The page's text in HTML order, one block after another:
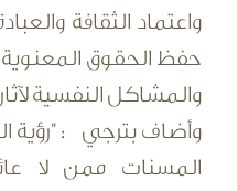
واعتماد الثقافة
حفظ الحقوق المعنوية
والمشاكل النفسية
وأضاف بترجي : "رؤية
المسنات ممن لا